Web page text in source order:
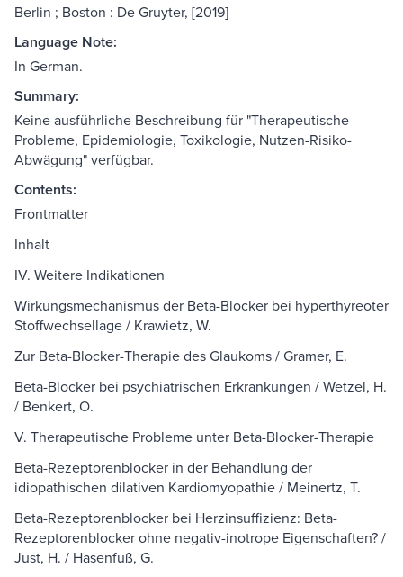
Berlin ; Boston : De Gruyter, [2019]
Language Note:
In German.
Summary:
Keine ausführliche Beschreibung für "Therapeutische
Probleme, Epidemiologie, Toxikologie, Nutzen-Risiko-
Abwägung" verfügbar.
Contents:
Frontmatter
Inhalt
IV. Weitere Indikationen
Wirkungsmechanismus der Beta-Blocker bei hyperthyreoter
Stoffwechsellage / Krawietz, W.
Zur Beta-Blocker-Therapie des Glaukoms / Gramer, E.
Beta-Blocker bei psychiatrischen Erkrankungen / Wetzel, H.
/ Benkert, O.
V. Therapeutische Probleme unter Beta-Blocker-Therapie
Beta-Rezeptorenblocker in der Behandlung der
idiopathischen dilativen Kardiomyopathie / Meinertz, T.
Beta-Rezeptorenblocker bei Herzinsuffizienz: Beta-
Rezeptorenblocker ohne negativ-inotrope Eigenschaften? /
Just, H. / Hasenfuß, G.